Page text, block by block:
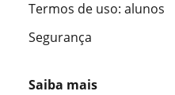
Termos de uso: alunos
Segurança
Saiba mais